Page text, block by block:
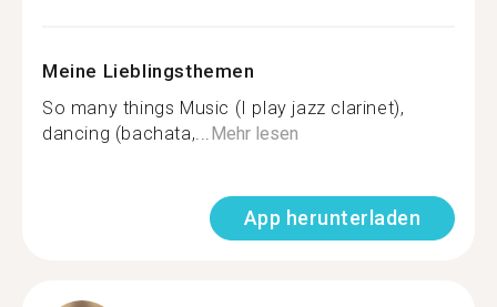
Meine Lieblingsthemen
So many things Music (I play jazz clarinet),
dancing (bachata,...Mehr lesen
App herunterladen